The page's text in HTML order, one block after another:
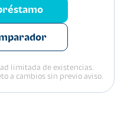
limitada de existencias.
a cambios sin previo aviso.